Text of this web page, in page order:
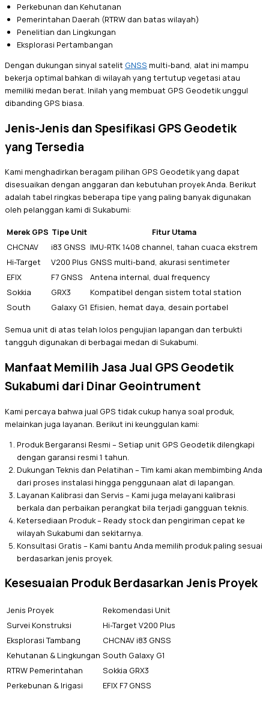
Perkebunan dan Kehutanan
Pemerintahan Daerah (RTRW dan batas wilayah)
Penelitian dan Lingkungan
Eksplorasi Pertambangan
Dengan dukungan sinyal satelit GNSS multi-band, alat ini mampu
bekerja optimal bahkan di wilayah yang tertutup vegetasi atau
memiliki medan berat. Inilah yang membuat GPS Geodetik unggul
dibanding GPS biasa.
Jenis-Jenis dan Spesifikasi GPS Geodetik
yang Tersedia
Kami menghadirkan beragam pilihan GPS Geodetik yang dapat
disesuaikan dengan anggaran dan kebutuhan proyek Anda. Berikut
adalah tabel ringkas beberapa tipe yang paling banyak digunakan
oleh pelanggan kami di Sukabumi:
Merek GPS Tipe Unit
Fitur Utama
CHCNAV
i83 GNSS IMU-RTK 1408 channel, tahan cuaca ekstrem
Hi-Target
V200 Plus GNSS multi-band, akurasi sentimeter
EFIX
F7 GNSS
Antena internal, dual frequency
Sokkia
GRX3
Kompatibel dengan sistem total station
South
Galaxy G1 Efisien, hemat daya, desain portabel
Semua unit di atas telah lolos pengujian lapangan dan terbukti
tangguh digunakan di berbagai medan di Sukabumi.
Manfaat Memilih Jasa Jual GPS Geodetik
Sukabumi dari Dinar Geointrument
Kami percaya bahwa jual GPS tidak cukup hanya soal produk,
melainkan juga layanan. Berikut ini keunggulan kami:
Produk Bergaransi Resmi – Setiap unit GPS Geodetik dilengkapi
dengan garansi resmi 1 tahun.
Dukungan Teknis dan Pelatihan – Tim kami akan membimbing Anda
dari proses instalasi hingga penggunaan alat di lapangan.
Layanan Kalibrasi dan Servis – Kami juga melayani kalibrasi
berkala dan perbaikan perangkat bila terjadi gangguan teknis.
Ketersediaan Produk – Ready stock dan pengiriman cepat ke
wilayah Sukabumi dan sekitarnya.
Konsultasi Gratis – Kami bantu Anda memilih produk paling sesuai
berdasarkan jenis proyek.
Kesesuaian Produk Berdasarkan Jenis Proyek
Jenis Proyek
Rekomendasi Unit
Survei Konstruksi
Hi-Target V200 Plus
Eksplorasi Tambang
CHCNAV i83 GNSS
Kehutanan & Lingkungan South Galaxy G1
RTRW Pemerintahan
Sokkia GRX3
Perkebunan & Irigasi
EFIX F7 GNSS